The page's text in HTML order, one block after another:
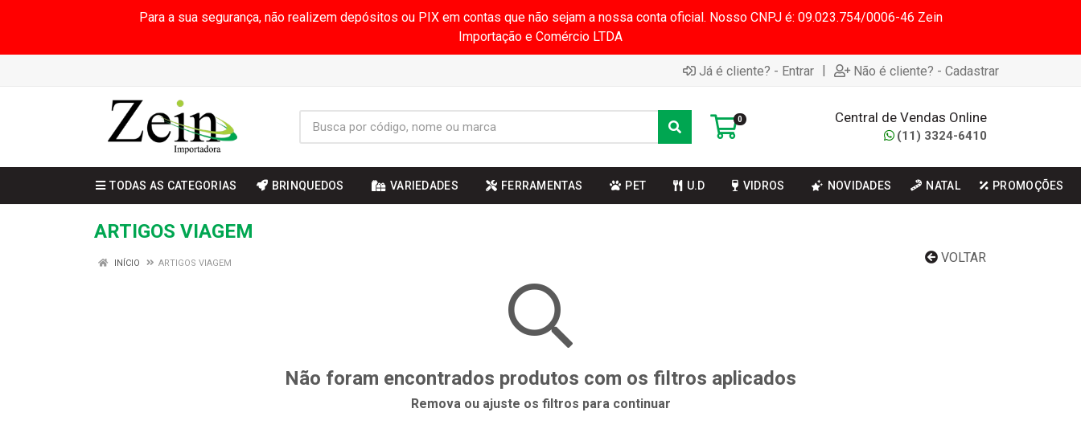
Para a sua segurança, não realizem depósitos ou PIX em contas que não sejam a nossa conta oficial. Nosso CNPJ é: 09.023.754/0006-46 Zein
Importação e Comércio LTDA
Já é cliente? - Entrar | Não é cliente? - Cadastrar
0 Central de Vendas Online
(11) 3324-6410
TODAS AS CATEGORIAS BRINQUEDOS VARIEDADES FERRAMENTAS PET U.D VIDROS NOVIDADES NATAL PROMOÇÕES
ARTIGOS VIAGEM
VOLTAR
INÍCIO ARTIGOS VIAGEM
Não foram encontrados produtos com os filtros aplicados
Remova ou ajuste os filtros para continuar